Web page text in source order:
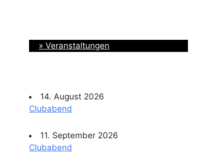
» Veranstaltungen
14. August 2026
Clubabend
11. September 2026
Clubabend